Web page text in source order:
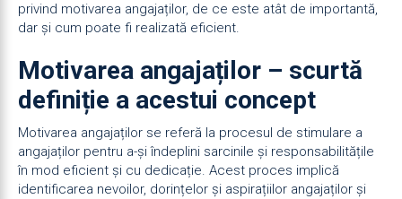
privind motivarea angajaților, de ce este atât de importantă,
dar și cum poate fi realizată eficient.
Motivarea angajaților – scurtă
definiție a acestui concept
Motivarea angajaților se referă la procesul de stimulare a
angajaților pentru a-și îndeplini sarcinile și responsabilitățile
în mod eficient și cu dedicație. Acest proces implică
identificarea nevoilor, dorințelor și aspirațiilor angajaților și